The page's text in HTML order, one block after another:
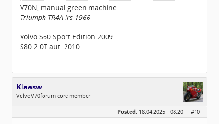
V70N, manual green machine
Triumph TR4A Irs 1966
Volvo S60 Sport Edition 2009
S80 2.0T aut. 2010
Klaasw
VolvoV70forum core member
Berichten:
1169
Posted: 18.04.2025 - 08:20 · #10